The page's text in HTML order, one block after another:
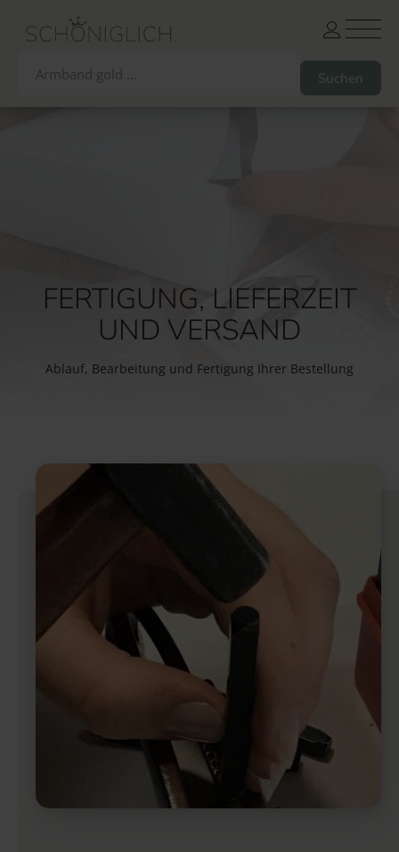
Damen Herren Paare Freunde
Kinder
Trauernde Unternehmen
Anlass Gutscheine
Schmuck Ratgeber
FERTIGUNG, LIEFERZEIT
UND VERSAND
Ablauf, Bearbeitung und Fertigung Ihrer Bestellung